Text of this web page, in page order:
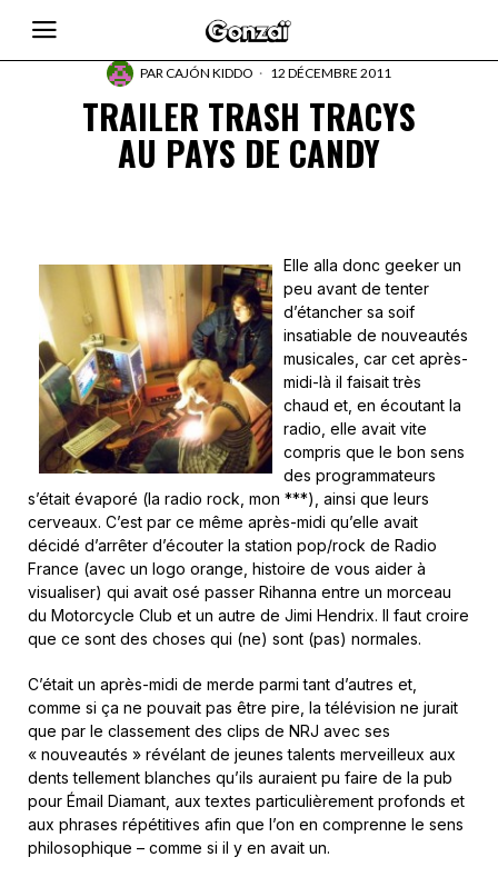
PARCAJÓN KIDDO 12 DÉCEMBRE 2011
TRAILER TRASH TRACYS
AU PAYS DE CANDY
Elle alla donc geeker un
peu avant de tenter
d’étancher sa soif
insatiable de nouveautés
musicales, car cet après-
midi-là il faisait très
chaud et, en écoutant la
radio, elle avait vite
compris que le bon sens
des programmateurs
s’était évaporé (la radio rock, mon ***), ainsi que leurs
cerveaux. C’est par ce même après-midi qu’elle avait
décidé d’arrêter d’écouter la station pop/rock de Radio
France (avec un logo orange, histoire de vous aider à
visualiser) qui avait osé passer Rihanna entre un morceau
du Motorcycle Club et un autre de Jimi Hendrix. Il faut croire
que ce sont des choses qui (ne) sont (pas) normales.
C’était un après-midi de merde parmi tant d’autres et,
comme si ça ne pouvait pas être pire, la télévision ne jurait
que par le classement des clips de NRJ avec ses
« nouveautés » révélant de jeunes talents merveilleux aux
dents tellement blanches qu’ils auraient pu faire de la pub
pour Émail Diamant, aux textes particulièrement profonds et
aux phrases répétitives afin que l’on en comprenne le sens
philosophique – comme si il y en avait un.